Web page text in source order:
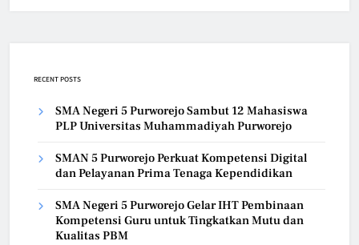
RECENT POSTS
SMA Negeri 5 Purworejo Sambut 12 Mahasiswa
PLP Universitas Muhammadiyah Purworejo
SMAN 5 Purworejo Perkuat Kompetensi Digital
dan Pelayanan Prima Tenaga Kependidikan
SMA Negeri 5 Purworejo Gelar IHT Pembinaan
Kompetensi Guru untuk Tingkatkan Mutu dan
Kualitas PBM